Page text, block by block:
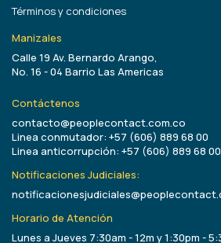
Términos y condiciones
Manizales
Calle 19 Av. Bernardo Arango,
No. 16 - 04 Barrio Las Americas
Contáctenos
contacto@peoplecontact.com.co
Linea conmutador: +57 (606) 889 68 00
Linea anticorrupción: +57 (606) 889 68 00
Notificaciones Judiciales:
Horario de Atención
Lunes a Jueves 7:30am - 12m y 1:30pm -